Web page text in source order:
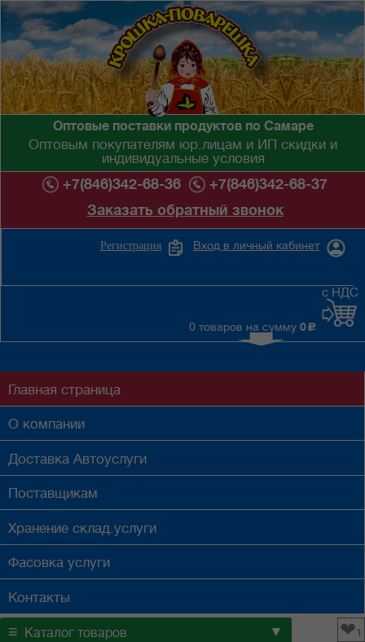
Оптовые поставки продуктов по Самаре
Оптовым покупателям юр.лицам и ИП скидки и
индивидуальные условия
+7(846)342-68-36
+7(846)342-68-37
Заказать обратный звонок
Вход в личный кабинет
Регистрация
0 товаров на сумму 0 c
с НДС
Главная страница
О компании
Доставка Автоуслуги
Поставщикам
Хранение склад.услуги
Фасовка услуги
Контакты
≡ Каталог товаров ▼ ❤1